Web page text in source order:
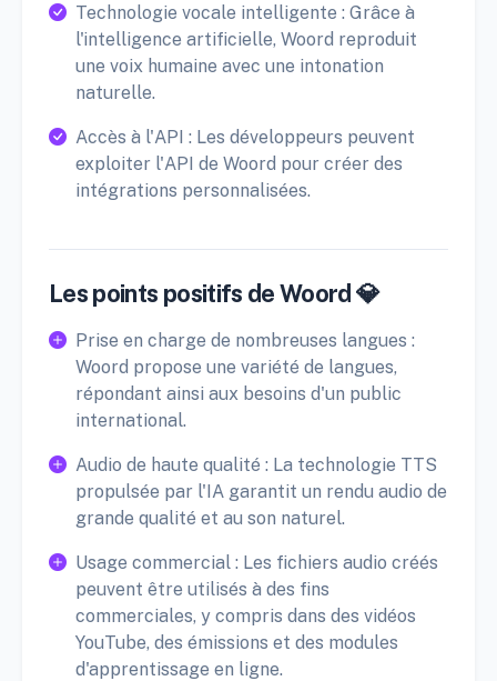
Technologie vocale intelligente : Grâce à
l'intelligence artificielle, Woord reproduit
une voix humaine avec une intonation
naturelle.
Accès à l'API : Les développeurs peuvent
exploiter l'API de Woord pour créer des
intégrations personnalisées.
Les points positifs de Woord 💎
Prise en charge de nombreuses langues :
Woord propose une variété de langues,
répondant ainsi aux besoins d'un public
international.
Audio de haute qualité : La technologie TTS
propulsée par l'IA garantit un rendu audio de
grande qualité et au son naturel.
Usage commercial : Les fichiers audio créés
peuvent être utilisés à des fins
commerciales, y compris dans des vidéos
YouTube, des émissions et des modules
d'apprentissage en ligne.